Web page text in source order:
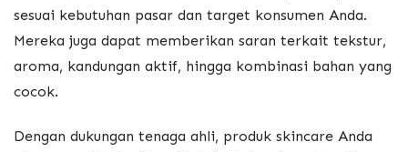
sesuai kebutuhan pasar dan target konsumen Anda.
Mereka juga dapat memberikan saran terkait tekstur,
aroma, kandungan aktif, hingga kombinasi bahan yang
cocok.
Dengan dukungan tenaga ahli, produk skincare Anda